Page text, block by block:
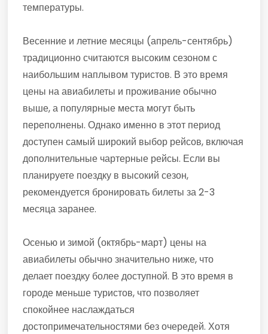
температуры.
Весенние и летние месяцы (апрель-сентябрь)
традиционно считаются высоким сезоном с
наибольшим наплывом туристов. В это время
цены на авиабилеты и проживание обычно
выше, а популярные места могут быть
переполнены. Однако именно в этот период
доступен самый широкий выбор рейсов, включая
дополнительные чартерные рейсы. Если вы
планируете поездку в высокий сезон,
рекомендуется бронировать билеты за 2-3
месяца заранее.
Осенью и зимой (октябрь-март) цены на
авиабилеты обычно значительно ниже, что
делает поездку более доступной. В это время в
городе меньше туристов, что позволяет
спокойнее наслаждаться
достопримечательностями без очередей. Хотя